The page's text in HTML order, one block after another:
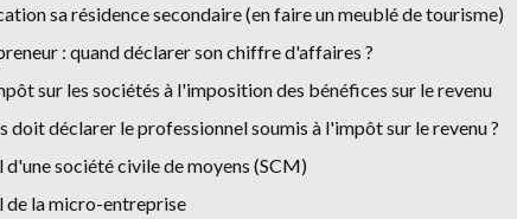
sa résidence secondaire (en faire un meublé de tourisme)
: quand déclarer son chiffre d'affaires ?
sur les sociétés à l'imposition des bénéfices sur le revenu
doit déclarer le professionnel soumis à l'impôt sur le revenu ?
d'une société civile de moyens (SCM)
de la micro-entreprise